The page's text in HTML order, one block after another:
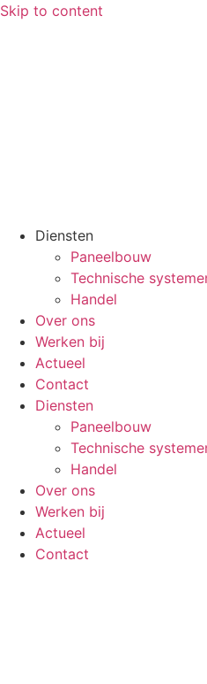
Skip to content
Diensten
Paneelbouw
Technische
Handel
Over ons
Werken bij
Actueel
Contact
Diensten
Paneelbouw
Technische
Handel
Over ons
Werken bij
Actueel
Contact